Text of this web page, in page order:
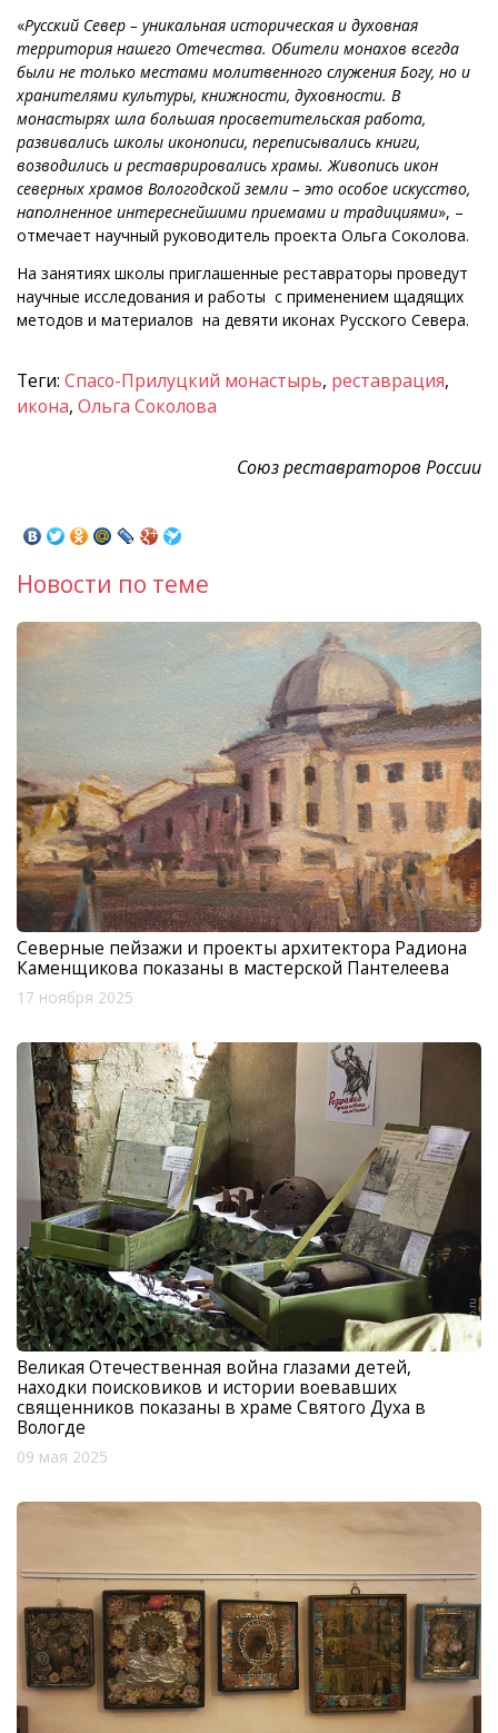
«Русский Север – уникальная историческая и духовная
территория нашего Отечества. Обители монахов всегда
были не только местами молитвенного служения Богу, но и
хранителями культуры, книжности, духовности. В
монастырях шла большая просветительская работа,
развивались школы иконописи, переписывались книги,
возводились и реставрировались храмы. Живопись икон
северных храмов Вологодской земли – это особое искусство,
наполненное интереснейшими приемами и традициями», –
отмечает научный руководитель проекта Ольга Соколова.
На занятиях школы приглашенные реставраторы проведут
научные исследования и работы с применением щадящих
методов и материалов на девяти иконах Русского Севера.
Теги: Спасо-Прилуцкий монастырь, реставрация,
икона, Ольга Соколова
Союз реставраторов России
Новости по теме
Северные пейзажи и проекты архитектора Радиона
Каменщикова показаны в мастерской Пантелеева
17 ноября 2025
Великая Отечественная война глазами детей,
находки поисковиков и истории воевавших
священников показаны в храме Святого Духа в
Вологде
09 мая 2025